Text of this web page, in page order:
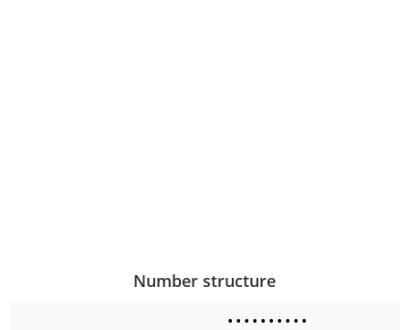
Number structure
• • • • • • • • • •